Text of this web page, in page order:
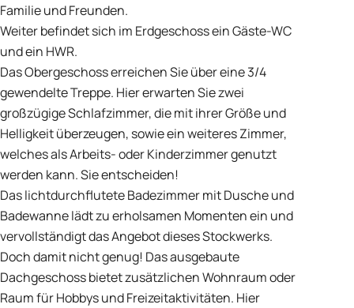
Familie und Freunden.
Weiter befindet sich im Erdgeschoss ein Gäste-WC
und ein HWR.
Das Obergeschoss erreichen Sie über eine 3/4
gewendelte Treppe. Hier erwarten Sie zwei
großzügige Schlafzimmer, die mit ihrer Größe und
Helligkeit überzeugen, sowie ein weiteres Zimmer,
welches als Arbeits- oder Kinderzimmer genutzt
werden kann. Sie entscheiden!
Das lichtdurchflutete Badezimmer mit Dusche und
Badewanne lädt zu erholsamen Momenten ein und
vervollständigt das Angebot dieses Stockwerks.
Doch damit nicht genug! Das ausgebaute
Dachgeschoss bietet zusätzlichen Wohnraum oder
Raum für Hobbys und Freizeitaktivitäten. Hier